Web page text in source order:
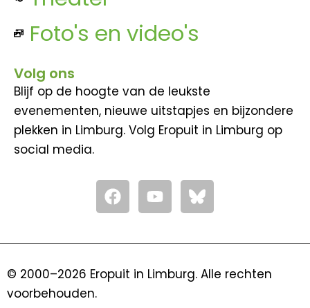
Foto's en video's
Volg ons
Blijf op de hoogte van de leukste
evenementen, nieuwe uitstapjes en bijzondere
plekken in Limburg. Volg Eropuit in Limburg op
social media.
F
a
c
o
Y
o
u
b
© 2000–2026 Eropuit in Limburg. Alle rechten
voorbehouden.